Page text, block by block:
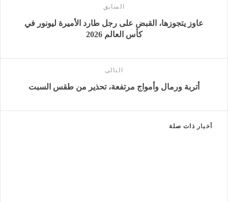
السابق
عاوز يتجوزها، القبض على رجل طارد الأميرة ليونور في
كأس العالم 2026
التالى
أتربة ورمال وأمواج مرتفعة، تحذير من طقس السبت
أخبار ذات صلة